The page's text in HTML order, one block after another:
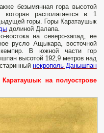
безымянная гора высотой
располагается в 1
горы. Горы Каратаушык
долиной Далапа.
востока на северо-запад, ее
русло Ащыкара, восточной
В южной части гор
высотой 192,9 метров над
некрополь Данышпан
Каратаушык на полуострове